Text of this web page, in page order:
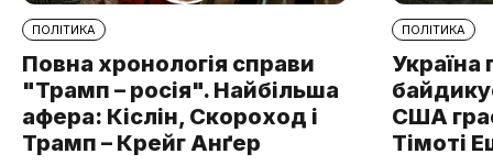
ПОЛІТИКА
Повна хронологія справи
"Трамп – росія". Найбільша
афера: Кіслін, Скороход і
Трамп – Крейг Анґер
ПОЛІТИКА
Україна
США
Тімоті